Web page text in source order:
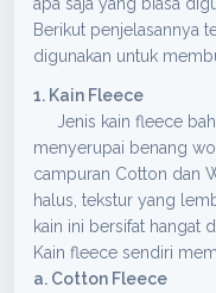
Berikut penjelasannya
digunakan untuk
1. Kain Fleece
Jenis kain fleece
menyerupai benang
campuran Cotton dan
halus, tekstur yang
kain ini bersifat hangat
Kain fleece sendiri
a. Cotton Fleece